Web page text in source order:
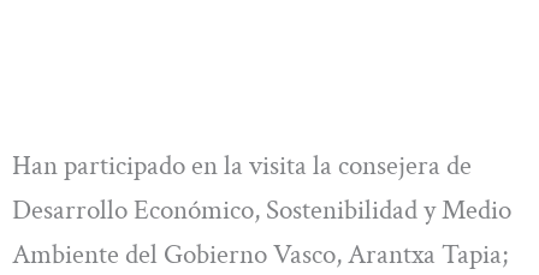
Han participado en la visita la consejera de
Desarrollo Económico, Sostenibilidad y Medio
Ambiente del Gobierno Vasco, Arantxa Tapia;